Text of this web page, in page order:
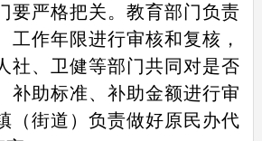
严格把关。教育部门负责
工作年限进行审核和复核，
社、卫健等部门共同对是否
补助标准、补助金额进行审
（街道）负责做好原民办代